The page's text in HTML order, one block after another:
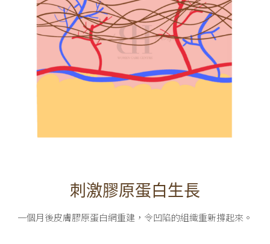
刺激膠原蛋白生長
一個月後皮膚膠原蛋白網重建，令凹陷的組織重新撐起來。